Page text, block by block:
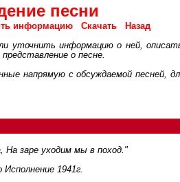
песни
информацию Скачать
Назад
уточнить информацию о ней,
о песне.
напрямую с обсуждаемой песней,
На заре уходим мы в поход."
1941г.